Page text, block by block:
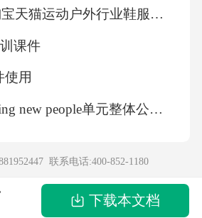
病毒、抗紫外线及导电功
珠绒布利用其优异的导热系
温与均匀散热，解决了传统
与局部过热的问题。低温等
码喷墨印花技术的结合，彻
精准化、绿色化的智能制造
国珍珠绒布数码印花渗透率
2026春夏淘宝天猫运动户外行业鞋服趋势白皮书
课件
使用
Unit 1 Meeting new people单元整体公开课一等奖创新教学设计（共六课时）
联系电话:400-852-1180
下载本文档